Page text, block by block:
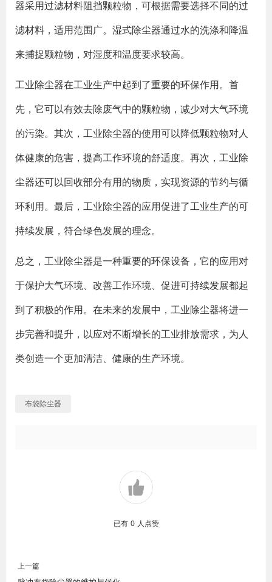
器采用过滤材料阻挡颗粒物，可根据需要选择不同的过
滤材料，适用范围广。湿式除尘器通过水的洗涤和降温
来捕捉颗粒物，对湿度和温度要求较高。
工业除尘器在工业生产中起到了重要的环保作用。首
先，它可以有效去除废气中的颗粒物，减少对大气环境
的污染。其次，工业除尘器的使用可以降低颗粒物对人
体健康的危害，提高工作环境的舒适度。再次，工业除
尘器还可以回收部分有用的物质，实现资源的节约与循
环利用。最后，工业除尘器的应用促进了工业生产的可
持续发展，符合绿色发展的理念。
总之，工业除尘器是一种重要的环保设备，它的应用对
于保护大气环境、改善工作环境、促进可持续发展都起
到了积极的作用。在未来的发展中，工业除尘器将进一
步完善和提升，以应对不断增长的工业排放需求，为人
类创造一个更加清洁、健康的生产环境。
布袋除尘器
已有 0 人点赞
上一篇